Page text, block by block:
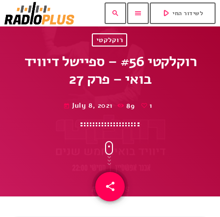
search menu play_arrow לשידור החי
רוקלקטי
רוקלקטי #56 – ספיישל דיוויד
בואי – פרק 27
today July 8, 2021 89 1
share
email